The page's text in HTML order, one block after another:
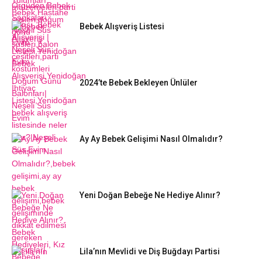
Bebek Alışveriş Listesi
2024’te Bebek Bekleyen Ünlüler
Ay Ay Bebek Gelişimi Nasıl Olmalıdır?
Yeni Doğan Bebeğe Ne Hediye Alınır?
Lila’nın Mevlidi ve Diş Buğdayı Partisi